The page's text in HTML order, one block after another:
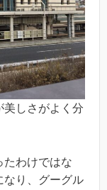
美しさがよく分
たわけではな
なり、グーグル